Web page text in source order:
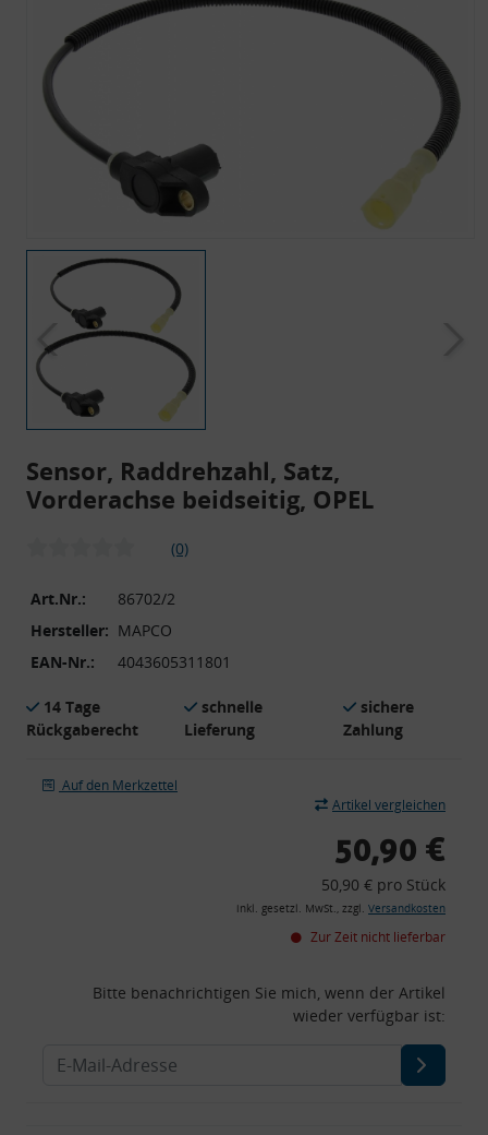
Sensor, Raddrehzahl, Satz,
Vorderachse beidseitig, OPEL
(0)
Art.Nr.:
86702/2
Hersteller: MAPCO
EAN-Nr.:
4043605311801
14 Tage
Rückgaberecht
schnelle
Lieferung
sichere
Zahlung
Auf den Merkzettel
Artikel vergleichen
50,90 €
50,90 € pro Stück
inkl. gesetzl. MwSt., zzgl. Versandkosten
Zur Zeit nicht lieferbar
Bitte benachrichtigen Sie mich, wenn der Artikel
wieder verfügbar ist: